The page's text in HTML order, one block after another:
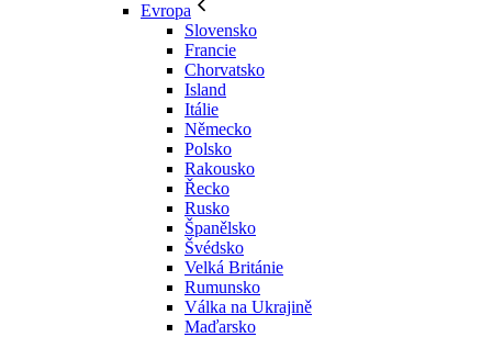
Evropa
Slovensko
Francie
Chorvatsko
Island
Itálie
Německo
Polsko
Rakousko
Řecko
Rusko
Španělsko
Švédsko
Velká Británie
Rumunsko
Válka na Ukrajině
Maďarsko